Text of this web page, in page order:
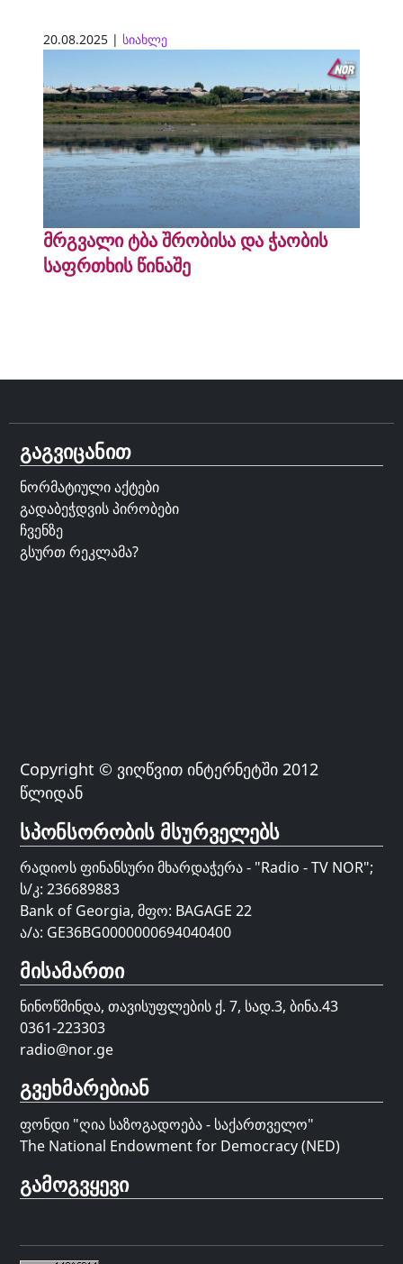
20.08.2025 | სიახლე
მრგვალი ტბა შრობისა და ჭაობის
საფრთხის წინაშე
გაგვიცანით
ნორმატიული აქტები
გადაბეჭდვის პირობები
ჩვენზე
გსურთ რეკლამა?
Copyright © ვიღწვით ინტერნეტში 2012
წლიდან
სპონსორობის მსურველებს
რადიოს ფინანსური მხარდაჭერა - "Radio - TV NOR";
ს/კ: 236689883
Bank of Georgia, მფო: BAGAGE 22
ა/ა: GE36BG0000000694040400
მისამართი
ნინოწმინდა, თავისუფლების ქ. 7, სად.3, ბინა.43
0361-223303
radio@nor.ge
გვეხმარებიან
ფონდი "ღია საზოგადოება - საქართველო"
The National Endowment for Democracy (NED)
გამოგვყევი